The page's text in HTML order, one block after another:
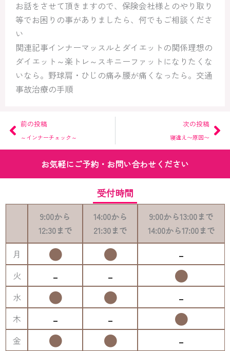
お話をさせて頂きますので、保険会社様とのやり取り
等でお困りの事がありましたら、何でもご相談くださ
い
関連記事インナーマッスルとダイエットの関係理想の
ダイエット～楽トレ～スキニーファットになりたくな
いなら。野球肩・ひじの痛み腰が痛くなったら。交通
事故治療の手順
Prev
前の投稿
～インナーチェック～
次の投稿
寝違え〜原因〜
お気軽にご予約・お問い合わせください
受付時間
9:00から
12:30まで
14:00から
21:30まで
9:00から13:00まで
14:00から17:00まで
月
● ● -
火 - - ●
水 ● ● -
木 - - ●
金 ● ● -